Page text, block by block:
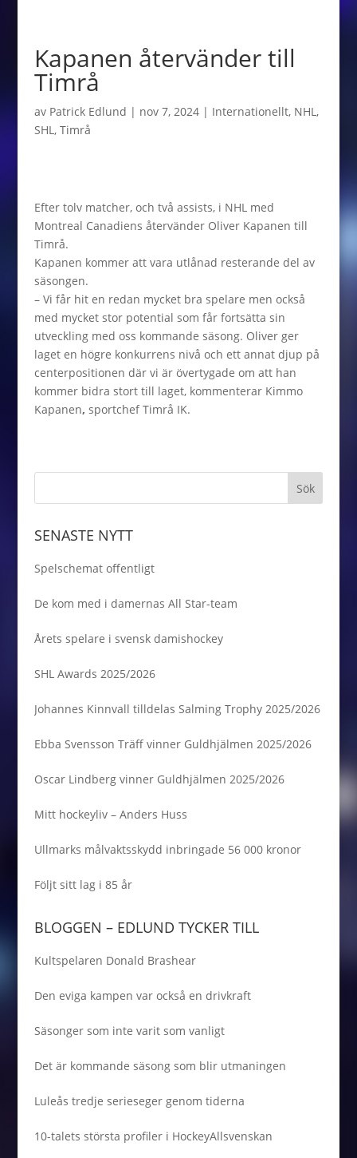
Kapanen återvänder till
Timrå
av Patrick Edlund | nov 7, 2024| Internationellt, NHL,
SHL, Timrå
Efter tolv matcher, och två assists, i NHL med
Montreal Canadiens återvänder Oliver Kapanen till
Timrå.
Kapanen kommer att vara utlånad resterande del av
säsongen.
– Vi får hit en redan mycket bra spelare men också
med mycket stor potential som får fortsätta sin
utveckling med oss kommande säsong. Oliver ger
laget en högre konkurrens nivå och ett annat djup på
centerpositionen där vi är övertygade om att han
kommer bidra stort till laget, kommenterar Kimmo
Kapanen, sportchef Timrå IK.
SENASTE NYTT
Spelschemat offentligt
De kom med i damernas All Star-team
Årets spelare i svensk damishockey
SHL Awards 2025/2026
Johannes Kinnvall tilldelas Salming Trophy 2025/2026
Ebba Svensson Träff vinner Guldhjälmen 2025/2026
Oscar Lindberg vinner Guldhjälmen 2025/2026
Mitt hockeyliv – Anders Huss
Ullmarks målvaktsskydd inbringade 56 000 kronor
Följt sitt lag i 85 år
BLOGGEN – EDLUND TYCKER TILL
Kultspelaren Donald Brashear
Den eviga kampen var också en drivkraft
Säsonger som inte varit som vanligt
Det är kommande säsong som blir utmaningen
Luleås tredje serieseger genom tiderna
10-talets största profiler i HockeyAllsvenskan